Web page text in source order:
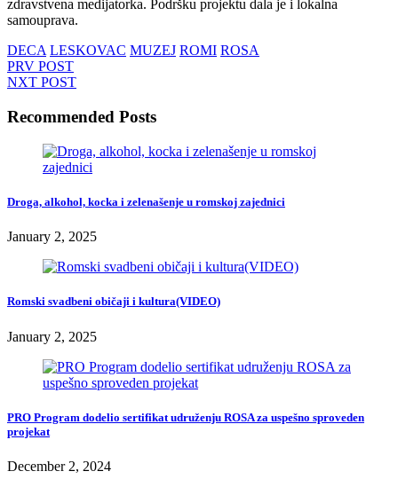
zdravstvena medijatorka. Podršku projektu dala je i lokalna
samouprava.
DECA LESKOVAC MUZEJ ROMI ROSA
PRV POST
NXT POST
Recommended Posts
Droga, alkohol, kocka i zelenašenje u romskoj zajednici
January 2, 2025
Romski svadbeni običaji i kultura(VIDEO)
January 2, 2025
PRO Program dodelio sertifikat udruženju ROSA za uspešno sproveden
projekat
December 2, 2024